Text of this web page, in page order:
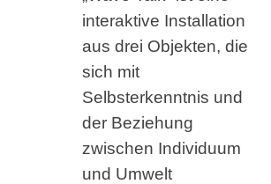
interaktive Installation
aus drei Objekten, die
sich mit
Selbsterkenntnis und
der Beziehung
zwischen Individuum
und Umwelt